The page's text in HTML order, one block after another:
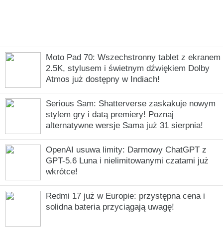
Moto Pad 70: Wszechstronny tablet z ekranem
2.5K, stylusem i świetnym dźwiękiem Dolby
Atmos już dostępny w Indiach!
Serious Sam: Shatterverse zaskakuje nowym
stylem gry i datą premiery! Poznaj
alternatywne wersje Sama już 31 sierpnia!
OpenAI usuwa limity: Darmowy ChatGPT z
GPT-5.6 Luna i nielimitowanymi czatami już
wkrótce!
Redmi 17 już w Europie: przystępna cena i
solidna bateria przyciągają uwagę!